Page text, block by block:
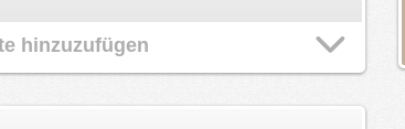
hinzuzufügen